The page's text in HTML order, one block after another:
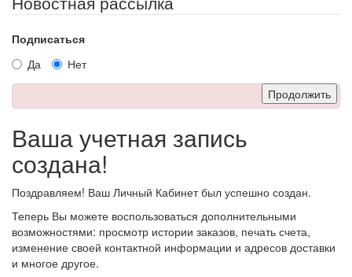
Подписаться
Да
Нет
Продолжить
Ваша учетная запись
создана!
Поздравляем! Ваш Личный Кабинет был успешно создан.
Теперь Вы можете воспользоваться дополнительными
возможностями: просмотр истории заказов, печать счета,
изменение своей контактной информации и адресов доставки
и многое другое.